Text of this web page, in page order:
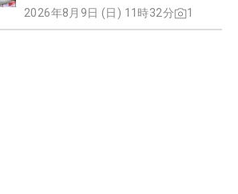
2026年8月9日 (日) 11時32分 1